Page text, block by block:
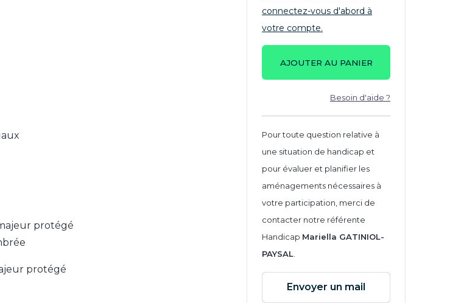
protégé
protégé
connectez-vous d'abord à
votre compte.
AJOUTER AU PANIER
Besoin d'aide ?
Pour toute question relative à
une situation de handicap et
pour évaluer et planifier les
aménagements nécessaires à
votre participation, merci de
contacter notre référente
Handicap Mariella GATINIOL-
PAYSAL
Envoyer un mail